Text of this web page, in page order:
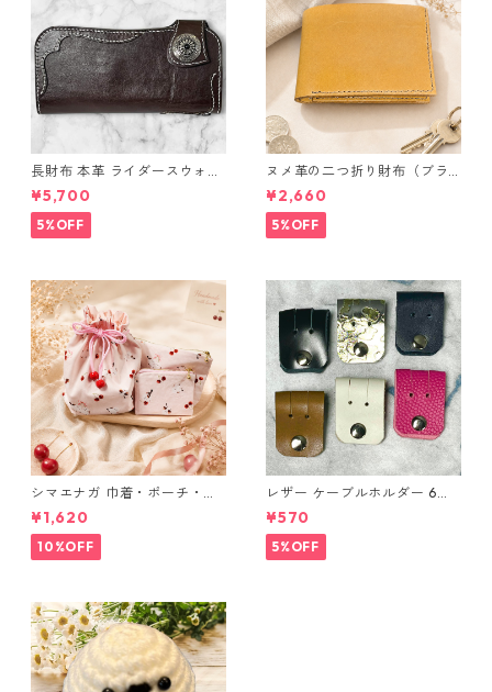
長財布 本革 ライダースウォレ
ット 国産 ヌメ革 ブラウン バ
ングラデシュ l175 レザー 革財
布 ハンドメイド 経年変化
¥5,700
5%OFF
ヌメ革の二つ折り財布（ブラ
ウン系）
¥2,660
5%OFF
シマエナガ 巾着・ポーチ・ミ
ニポーチ(カード収納にも) ３
点セット さくらんぼ柄×淡いピ
ンク
¥1,620
10%OFF
レザー ケーブルホルダー 6個
セット
¥570
5%OFF